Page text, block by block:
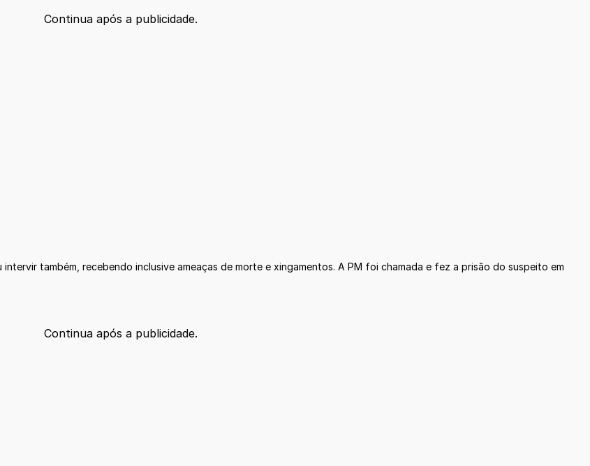
Continua após a publicidade.
também, recebendo inclusive ameaças de morte e xingamentos. A PM foi chamada e fez a prisão do suspeito em
Continua após a publicidade.